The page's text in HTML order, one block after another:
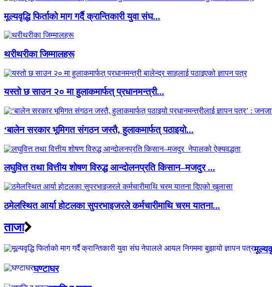
मूल्यवृद्धि फिर्ताको माग गर्दै क्रान्तिकारी युवा संघ...
थरीथरीका जिम्मालहरू
यस्तो छ साउन २० मा हुलाकमार्फत् प्रधानमन्त्री...
‘बालेन सरकार भूमिगत संगठन जस्तै, हुलाकमार्फत् पठाइयो...
लघुवित्त तथा वित्तीय शोषण विरुद्ध आन्दोलनप्रति किसान–मजदुर ...
ठमेलस्थित आर्या होटलका सुपरभाइजरले कर्मचारीमाथि चरम यातना...
ताजा
घण्टाघर